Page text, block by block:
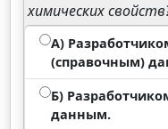
химических
А)
(справочным)
Б)
данным.